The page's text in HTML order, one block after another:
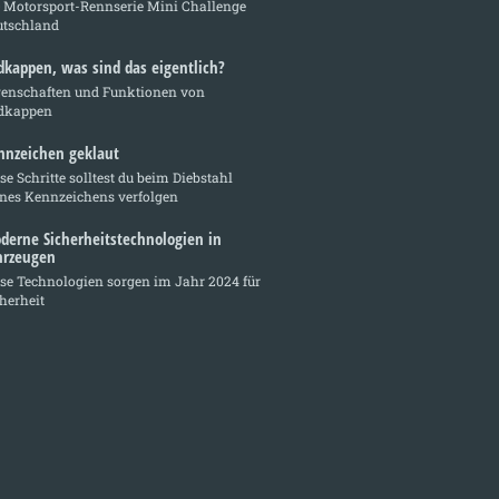
Motorsport-Rennserie Mini Challenge
was sind das eigentlich?
und Funktionen von
geklaut
Schritte solltest du beim Diebstahl
Kennzeichens verfolgen
Sicherheitstechnologien in
Technologien sorgen im Jahr 2024 für